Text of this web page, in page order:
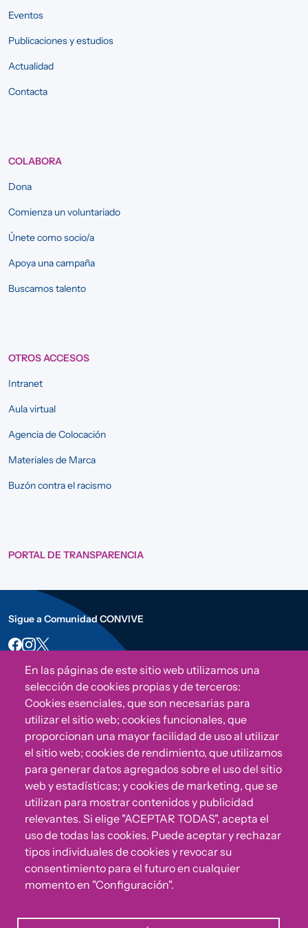
Eventos
Publicaciones y estudios
Actualidad
Contacta
COLABORA
Dona
Comienza un voluntariado
Únete como socio/a
Apoya una campaña
Buscamos talento
OTROS ACCESOS
Intranet
Aula virtual
Agencia de Colocación
Materiales de Marca
Buzón contra el racismo
PORTAL DE TRANSPARENCIA
Sigue a Comunidad CONVIVE
¿Algo no va bien?
Puedes reportar incumplimientos del Código Ético u
otras irregularidades que detectes en nuestra Fundación.
Canal de denuncias
En las páginas de este sitio web utilizamos una
selección de cookies propias y de terceros:
Cookies esenciales, que son necesarias para
utilizar el sitio web; cookies funcionales, que
proporcionan una mayor facilidad de uso al utilizar
el sitio web; cookies de rendimiento, que utilizamos
para generar datos agregados sobre el uso del sitio
web y estadísticas; y cookies de marketing, que se
utilizan para mostrar contenidos y publicidad
relevantes. Si elige "ACEPTAR TODAS", acepta el
uso de todas las cookies. Puede aceptar y rechazar
tipos individuales de cookies y revocar su
consentimiento para el futuro en cualquier
momento en "Configuración".